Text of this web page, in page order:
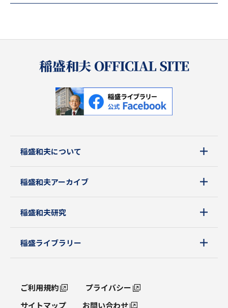
稲盛和夫について
稲盛和夫アーカイブ
稲盛和夫研究
稲盛ライブラリー
ご利用規約
プライバシー
サイトマップ
お問い合わせ